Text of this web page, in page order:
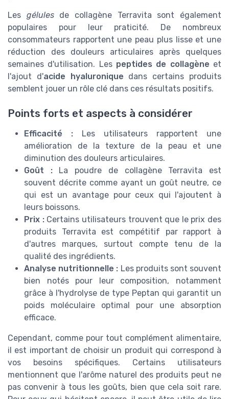
Les gélulesde collagène Terravita sont également
populaires pour leur praticité. De nombreux
consommateurs rapportent une peau plus lisse et une
réduction des douleurs articulaires après quelques
semaines d'utilisation. Les peptides de collagène et
l'ajout d'acide hyaluronique dans certains produits
semblent jouer un rôle clé dans ces résultats positifs.
Points forts et aspects à considérer
Efficacité : Les utilisateurs rapportent une
amélioration de la texture de la peau et une
diminution des douleurs articulaires.
Goût :La poudre de collagène Terravita est
souvent décrite comme ayant un goût neutre, ce
qui est un avantage pour ceux qui l'ajoutent à
leurs boissons.
Prix :Certains utilisateurs trouvent que le prix des
produits Terravita est compétitif par rapport à
d'autres marques, surtout compte tenu de la
qualité des ingrédients.
Analyse nutritionnelle : Les produits sont souvent
bien notés pour leur composition, notamment
grâce à l'hydrolyse de type Peptan qui garantit un
poids moléculaire optimal pour une absorption
efficace.
Cependant, comme pour tout complément alimentaire,
il est important de choisir un produit qui correspond à
vos besoins spécifiques. Certains utilisateurs
mentionnent que l'arôme naturel des produits peut ne
pas convenir à tous les goûts, bien que cela soit rare.